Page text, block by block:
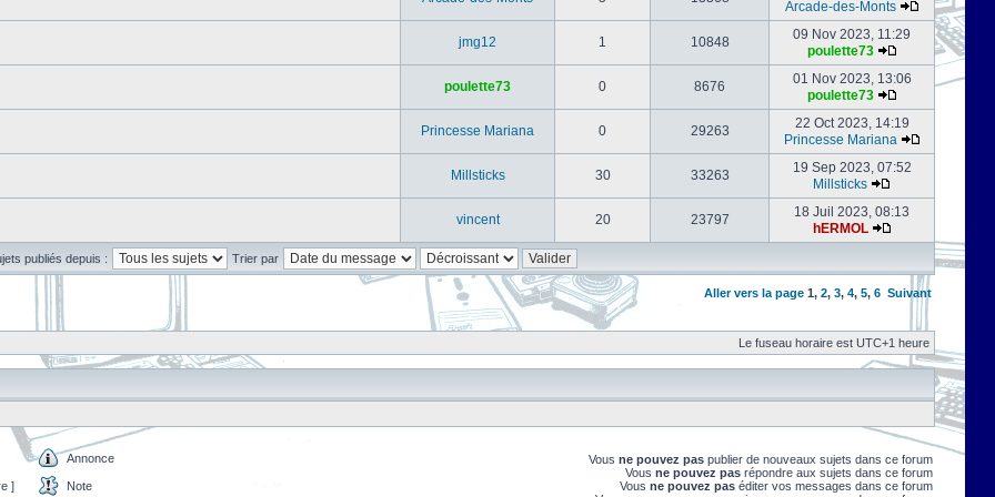
Arcade-des-Monts
jmg12 1 10848
09 Nov 2023, 11:29
poulette73
poulette73 0 8676
01 Nov 2023, 13:06
poulette73
Princesse Mariana 0 29263
22 Oct 2023, 14:19
Princesse Mariana
Millsticks 30 33263
19 Sep 2023, 07:52
Millsticks
vincent 20 23797
18 Juil 2023, 08:13
hERMOL
publiés depuis : Trier par
Aller vers la page 1, 2, 3, 4, 5, 6 Suivant
Le fuseau horaire est UTC+1 heure
Annonce
] Note
Vous ne pouvez pas publier de nouveaux sujets dans ce forum
Vous ne pouvez pas répondre aux sujets dans ce forum
Vous ne pouvez pas éditer vos messages dans ce forum